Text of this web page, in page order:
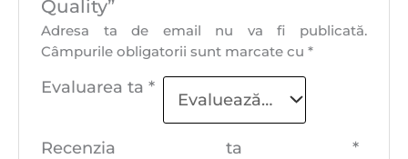
Quality”
Adresa ta de email nu va fi publicată.
Câmpurile obligatorii sunt marcate cu*
Evaluarea ta*
Recenzia ta *